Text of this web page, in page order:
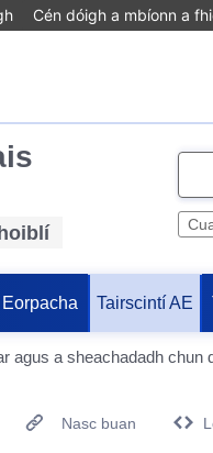
Cén dóigh a mbíonn a
e
c
t
Tairscintí AE
agus a sheachadadh
Nasc buan